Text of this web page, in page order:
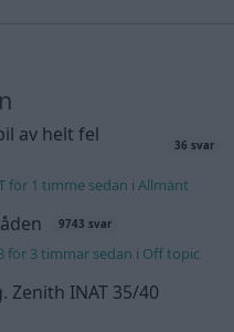
av helt fel
36 svar
för 1 timme sedan iAllmänt
9743 svar
för 3 timmar sedan i Off topic
INAT 35/40